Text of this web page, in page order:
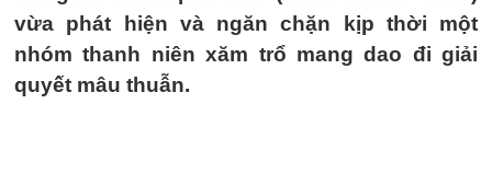
vừa phát hiện và ngăn chặn kịp thời một
nhóm thanh niên xăm trổ mang dao đi giải
quyết mâu thuẫn.